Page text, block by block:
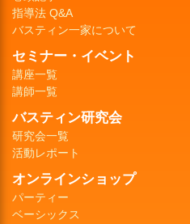
指導法 Q&A
バスティン一家について
セミナー・イベント
講座一覧
講師一覧
バスティン研究会
研究会一覧
活動レポート
オンラインショップ
パーティー
ベーシックス